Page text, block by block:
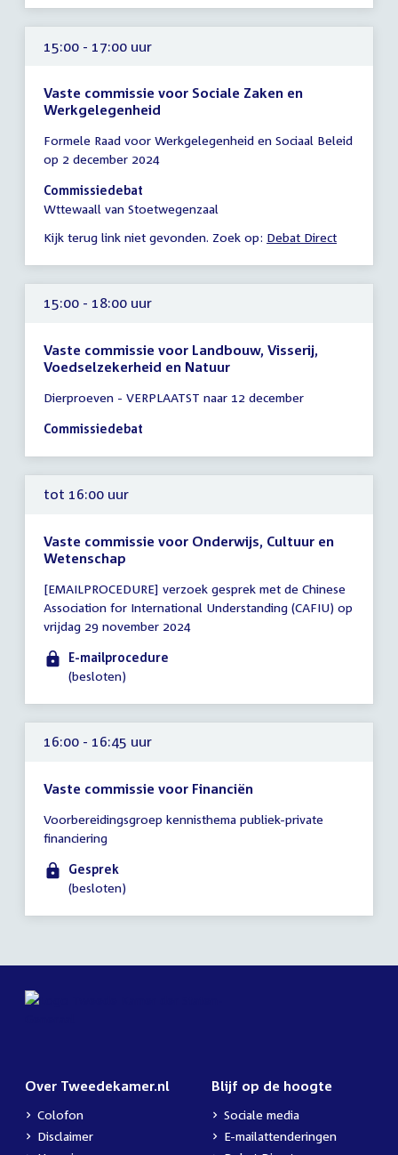
15:00 - 17:00 uur
Vaste commissie voor Sociale Zaken en
Werkgelegenheid
vergadering
15:00
-
17:00
Formele Raad voor Werkgelegenheid en Sociaal Beleid
op 2 december 2024
Commissiedebat
Wttewaall van Stoetwegenzaal
Kijk terug link niet gevonden. Zoek op: Debat Direct
15:00 - 18:00 uur
Vaste commissie voor Landbouw, Visserij,
Voedselzekerheid en Natuur
vergadering
15:00
18:00
uur
Dierproeven - VERPLAATST naar 12 december
Commissiedebat
tot 16:00 uur
Vaste commissie voor Onderwijs, Cultuur en
Wetenschap
vergadering
tot
16:00
uur
[EMAILPROCEDURE] verzoek gesprek met de Chinese
Association for International Understanding (CAFIU) op
vrijdag 29 november 2024
E-mailprocedure
(besloten)
16:00 - 16:45 uur
Vaste commissie voor Financiën
vergadering
16:00
16:45
Voorbereidingsgroep kennisthema publiek-private
financiering
Gesprek
(besloten)
Over Tweedekamer.nl
Colofon
Disclaimer
Blijf op de hoogte
Sociale media
E-mailattenderingen